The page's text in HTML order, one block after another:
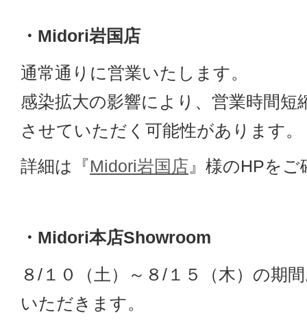
・Midori岩国店
通常通りに営業いたします。
感染拡大の影響により、営業時間短
させていただく可能性があります。
詳細は『Midori岩国店 』様のHPを
・Midori本店Showroom
８/１０（土）～８/１５（木）の期
いただきます。